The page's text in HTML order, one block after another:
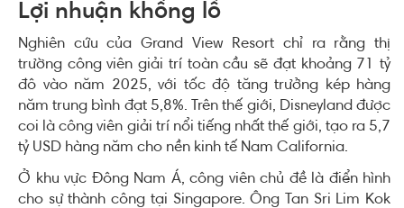
Lợi nhuận khổng lồ
Nghiên cứu của Grand View Resort chỉ ra rằng thị
trường công viên giải trí toàn cầu sẽ đạt khoảng 71 tỷ
đô vào năm 2025, với tốc độ tăng trưởng kép hàng
năm trung bình đạt 5,8%. Trên thế giới, Disneyland được
coi là công viên giải trí nổi tiếng nhất thế giới, tạo ra 5,7
tỷ USD hàng năm cho nền kinh tế Nam California.
Ở khu vực Đông Nam Á, công viên chủ đề là điển hình
cho sự thành công tại Singapore. Ông Tan Sri Lim Kok